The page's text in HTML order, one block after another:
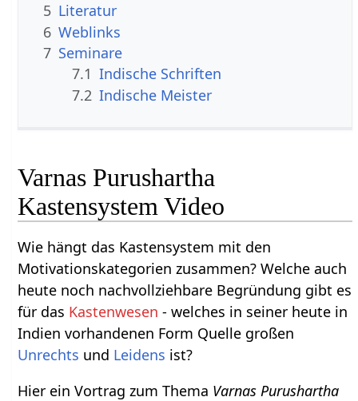
5 Literatur
6 Weblinks
7 Seminare
7.1 Indische Schriften
7.2 Indische Meister
Varnas Purushartha
Kastensystem Video
Wie hängt das Kastensystem mit den
Motivationskategorien zusammen? Welche auch
heute noch nachvollziehbare Begründung gibt es
für das Kastenwesen - welches in seiner heute in
Indien vorhandenen Form Quelle großen
Unrechts und Leidens ist?
Hier ein Vortrag zum Thema Varnas Purushartha